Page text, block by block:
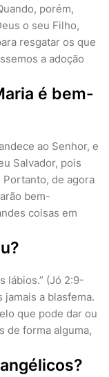
porém,
o seu Filho,
resgatar os que
a adoção
é bem-
ao Senhor, e
Salvador, pois
Portanto, de agora
bem-
coisas em
lábios.” (Jó 2:9-
a blasfema.
que pode dar ou
de forma alguma,